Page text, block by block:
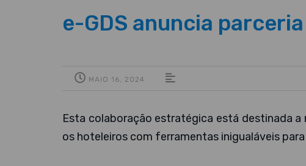
e-GDS anuncia
MAIO 16, 2024
Esta colaboração estratégica está destinada
os hoteleiros com ferramentas inigualáveis